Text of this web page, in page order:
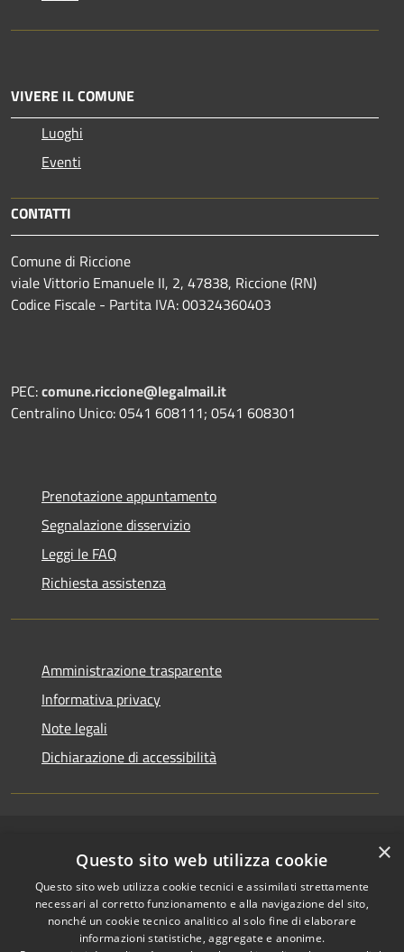
VIVERE IL COMUNE
Luoghi
Eventi
CONTATTI
Comune di Riccione
viale Vittorio Emanuele II, 2, 47838, Riccione (RN)
Codice Fiscale - Partita IVA: 00324360403
PEC:comune.riccione@legalmail.it
Centralino Unico: 0541 608111; 0541 608301
Prenotazione appuntamento
Segnalazione disservizio
Leggi le FAQ
Richiesta assistenza
Amministrazione trasparente
Informativa privacy
Note legali
Dichiarazione di accessibilità
Accessibilità
Privacy
Cookie
Mappa del sito
Copyright © 2026 • Comune di
Riccione • Powered by
Municipium•Accesso
redazione
×
Questo sito web utilizza cookie
Questo sito web utilizza cookie tecnici e assimilati strettamente
necessari al corretto funzionamento e alla navigazione del sito,
nonché un cookie tecnico analitico al solo fine di elaborare
informazioni statistiche, aggregate e anonime.